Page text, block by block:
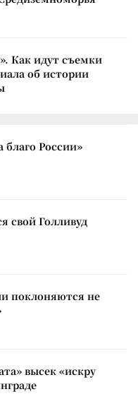
Как идут съемки
об истории
России»
свой Голливуд
поклоняются не
высек «искру